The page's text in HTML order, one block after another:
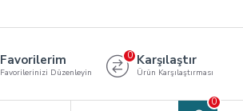
Favorilerim
Favorilerinizi Düzenleyin
Karşılaştır
Ürün Karşılaştırması
0
0